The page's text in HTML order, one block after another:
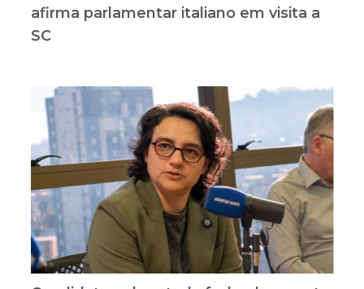
afirma parlamentar italiano em visita a
SC